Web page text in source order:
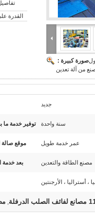
صورة كبيرة :
من آلة تعدين
القدرة
جديد
سنة واحدة توفير خدمة ما
عمر خدمة طويل موقع
مصنع الطاقة والتعدين بعد خدمة
، أستراليا ، الأرجنتين
الصلب الدرفلة ,